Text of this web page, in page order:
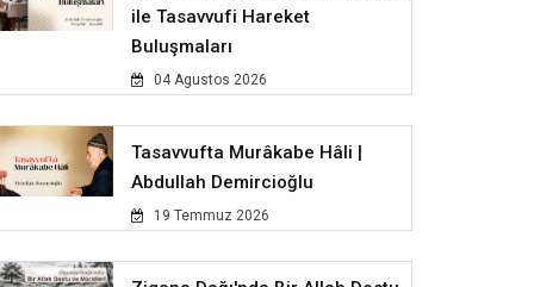
ile Tasavvufi Hareket
Buluşmaları
04 Agustos 2026
Tasavvufta Murâkabe Hâli |
Abdullah Demircioğlu
19 Temmuz 2026